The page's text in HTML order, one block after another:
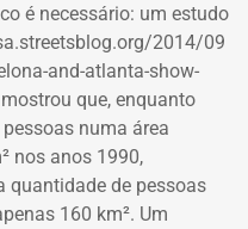
é necessário: um estudo
2014/09
and-atlanta-show-
mostrou que, enquanto
numa área
nos anos 1990,
quantidade de pessoas
160 km². Um